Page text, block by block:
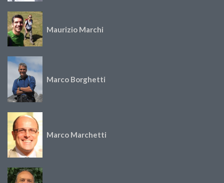
Maurizio Marchi
Marco Borghetti
Marco Marchetti